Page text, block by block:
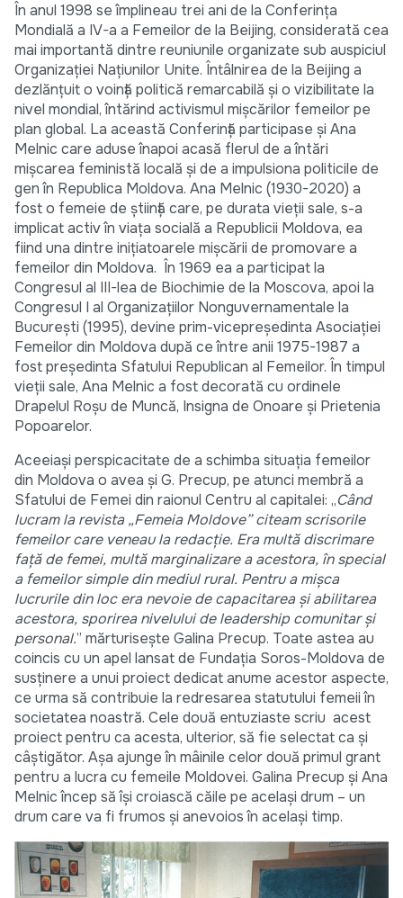
În anul 1998 se împlineau trei ani de la Conferința
Mondială a IV-a a Femeilor de la Beijing, considerată cea
mai importantă dintre reuniunile organizate sub auspiciul
Organizației Națiunilor Unite. Întâlnirea de la Beijing a
dezlănțuit o voință politică remarcabilă și o vizibilitate la
nivel mondial, întărind activismul mișcărilor femeilor pe
plan global. La această Conferință participase și Ana
Melnic care aduse înapoi acasă flerul de a întări
mișcarea feministă locală și de a impulsiona politicile de
gen în Republica Moldova. Ana Melnic (1930-2020) a
fost o femeie de știință care, pe durata vieții sale, s-a
implicat activ în viaţa socială a Republicii Moldova, ea
fiind una dintre inițiatoarele mișcării de promovare a
femeilor din Moldova. În 1969 ea a participat la
Congresul al III-lea de Biochimie de la Moscova, apoi la
Congresul I al Organizaţiilor Nonguvernamentale la
Bucureşti (1995), devine prim-vicepreşedinta Asociaţiei
Femeilor din Moldova după ce între anii 1975-1987 a
fost preşedinta Sfatului Republican al Femeilor. În timpul
vieții sale, Ana Melnic a fost decorată cu ordinele
Drapelul Roşu de Muncă, Insigna de Onoare și Prietenia
Popoarelor.
Aceeiași perspicacitate de a schimba situația femeilor
din Moldova o avea și G. Precup, pe atunci membră a
Sfatului de Femei din raionul Centru al capitalei: „Când
lucram la revista „Femeia Moldove” citeam scrisorile
femeilor care veneau la redacție. Era multă discrimare
față de femei, multă marginalizare a acestora, în special
a femeilor simple din mediul rural. Pentru a mișca
lucrurile din loc era nevoie de capacitarea și abilitarea
acestora, sporirea nivelului de leadership comunitar și
personal.” mărturisește Galina Precup. Toate astea au
coincis cu un apel lansat de Fundația Soros-Moldova de
susținere a unui proiect dedicat anume acestor aspecte,
ce urma să contribuie la redresarea statutului femeii în
societatea noastră. Cele două entuziaste scriu acest
proiect pentru ca acesta, ulterior, să fie selectat ca și
câștigător. Așa ajunge în mâinile celor două primul grant
pentru a lucra cu femeile Moldovei. Galina Precup și Ana
Melnic încep să își croiască căile pe același drum – un
drum care va fi frumos și anevoios în același timp.